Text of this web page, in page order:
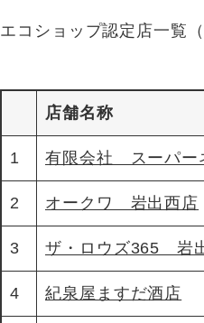
エコショップ認定店一覧
店舗名称
1 有限会社 スーパー
2 オークワ 岩出西店
3 ザ・ロウズ365 岩
4 紀泉屋ますだ酒店